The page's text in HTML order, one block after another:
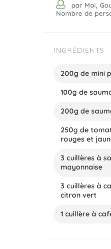
par Moi,
Nombre de
INGRÉDIENTS
200g de mini
100g de
200g de
250g de
rouges et
3 cuillères à
mayonnaise
3 cuillères à
citron vert
1 cuillère à